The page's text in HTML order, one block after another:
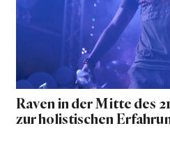
Raven in der Mitte des
zur holistischen